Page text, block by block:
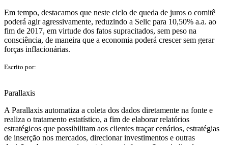
Em tempo, destacamos que neste ciclo de queda de juros o comitê
poderá agir agressivamente, reduzindo a Selic para 10,50% a.a. ao
fim de 2017, em virtude dos fatos supracitados, sem peso na
consciência, de maneira que a economia poderá crescer sem gerar
forças inflacionárias.
Escrito por:
Parallaxis
A Parallaxis automatiza a coleta dos dados diretamente na fonte e
realiza o tratamento estatístico, a fim de elaborar relatórios
estratégicos que possibilitam aos clientes traçar cenários, estratégias
de inserção nos mercados, direcionar investimentos e outras